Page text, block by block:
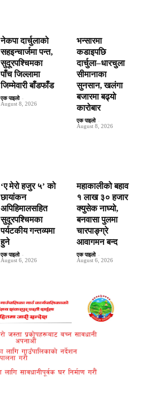
नेकपा दार्चुलाको
सहइन्चार्जमा पन्त,
सुदूरपश्चिमका
पाँच जिल्लामा
जिम्मेवारी बाँडफाँड
एक पाइलो -
August 8, 2026
भन्सारमा
कडाइपछि
दार्चुला–धारचुला
सीमानाका
सुनसान, खलंगा
बजारमा बढ्यो
कारोबार
एक पाइलो -
August 8, 2026
‘ए मेरो हजुर ५’ को
छायांकन
अपिहिमालसहित
सुदूरपश्चिमका
पर्यटकीय गन्तव्यमा
हुने
एक पाइलो -
August 6, 2026
महाकालीको बहाव
१ लाख ३० हजार
क्युसेक नाघ्यो,
बनवासा पुलमा
चारपाङ्ग्रे
आवागमन बन्द
एक पाइलो -
August 6, 2026